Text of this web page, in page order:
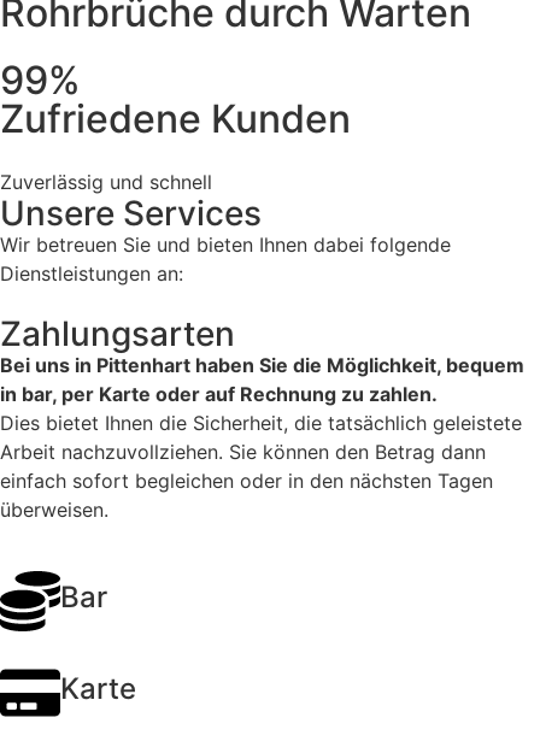
Rohrbrüche durch Warten
99%
Zufriedene Kunden
Zuverlässig und schnell
Unsere Services
Wir betreuen Sie und bieten Ihnen dabei folgende
Dienstleistungen an:
Zahlungsarten
Bei uns in Pittenhart haben Sie die Möglichkeit, bequem
in bar, per Karte oder auf Rechnung zu zahlen.
Dies bietet Ihnen die Sicherheit, die tatsächlich geleistete
Arbeit nachzuvollziehen. Sie können den Betrag dann
einfach sofort begleichen oder in den nächsten Tagen
überweisen.
Bar
Karte